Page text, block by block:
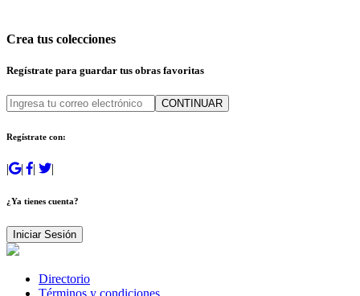
Crea tus colecciones
Regístrate para guardar tus obras favoritas
CONTINUAR
Regístrate con:
| | | |
¿Ya tienes cuenta?
Iniciar Sesión
Directorio
Términos y condiciones